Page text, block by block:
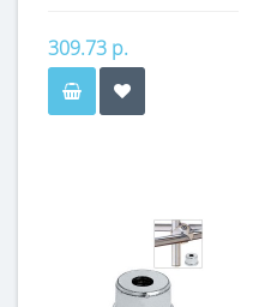
309.73 р.